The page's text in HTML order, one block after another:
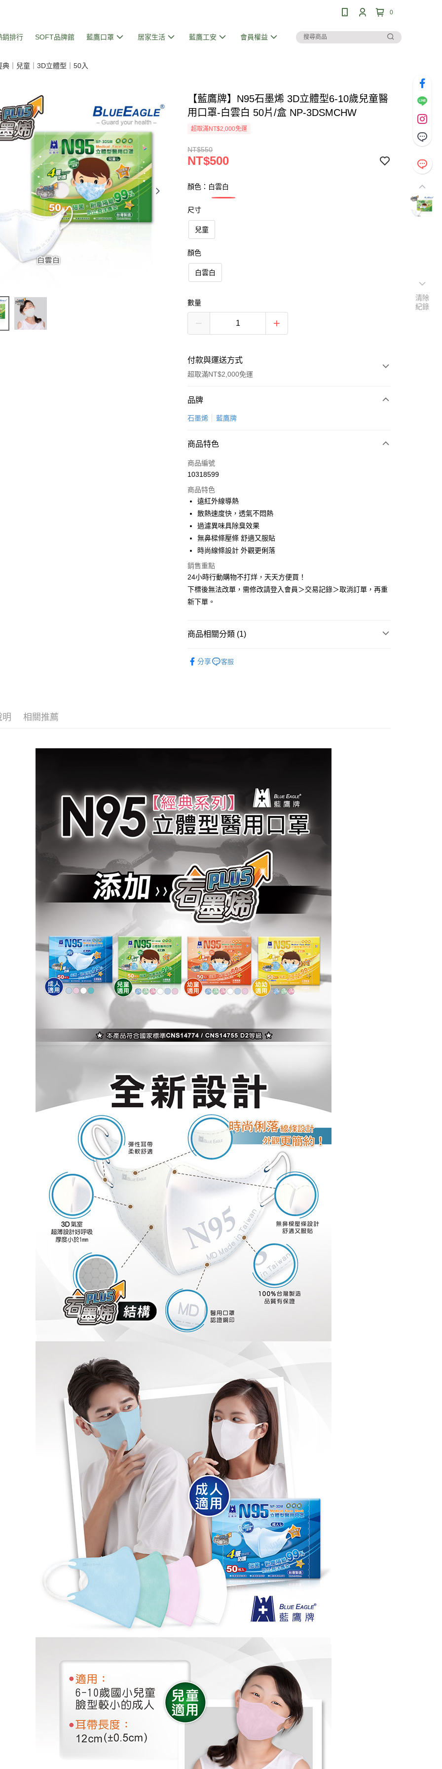
0
銷排行 SOFT品牌館 藍鷹口罩 居家生活 藍鷹工安 會員權益
典｜兒童｜3D立體型｜50入
【藍鷹牌】N95石墨烯 3D立體型6-10歲兒童醫
用口罩-白雲白 50片/盒 NP-3DSMCHW
超取滿NT$2,000免運
NT$550
NT$500
顏色：白雲白
尺寸
兒童
顏色
白雲白
數量
付款與運送方式
超取滿NT$2,000免運
付款方式
信用卡一次付款
Apple Pay
悠遊付
Google Pay
全盈+PAY
AFTEE先享後付
【關於「AFTEE先享後付」】
AFTEE先享後付是「在收到商品之後才付款」的支付方式。 讓您購物簡單
便利好安心！
１．簡單：不需註冊會員、不需綁卡、不需儲值。
２．便利：只要手機號碼，簡訊認證，即可結帳。
【「AFTEE先享後付」結帳流程】
１．於結帳方式選擇「AFTEE先享後付」後，將跳轉至「AFTEE先享後
３．收到繳費通知簡訊後14天內，點擊此簡訊中的連結，可透過四大超商
https://aftee.tw/terms/#terms3
３．未成年的使用者請事先徵得法定代理人或監護人之同意方可使用
「AFTEE先享後付」，若未經同意申辦者引起之損失，本公司不負相關責
任。
４．使用「AFTEE先享後付」時，將依據個別帳號之用戶狀況，依本公司
即時審查核予不同之上限額度；若仍有額度不足之情形，本公司將視審查
結果請求用戶進行身份認證。
５．嚴禁一人註冊多個帳號或使用他人資訊註冊。若發現惡意使用之情
形，恩沛科技股份有限公司將有權停止該用戶之使用額度並採取法律行
動。
ATM付款
運送方式
每筆NT$60，滿NT$2,000(含以上)免運費
付款後全家取貨
一般地區宅配<如偏遠地區會員請勿選擇一般宅配，請點選其他選
🚚偏遠地區宅配<請務必選擇此配送方式，偏遠地區可參照『首頁
→會員需知→偏遠地區配送事項』
每筆NT$120
🚢離島配送
每筆NT$250
品牌
石墨烯 藍鷹牌
商品特色
商品編號
10318599
商品特色
遠紅外線導熱
散熱速度快，透氣不悶熱
過濾異味具除臭效果
無鼻樑條壓條 舒適又服貼
時尚線條設計 外觀更俐落
銷售重點
24小時行動購物不打烊，天天方便買！
下標後無法改單，需修改請登入會員＞交易記錄＞取消訂單，再重
新下單。
商品相關分類 (1)
3D立體型｜50入
分享 客服
明 相關推薦
清除
紀錄